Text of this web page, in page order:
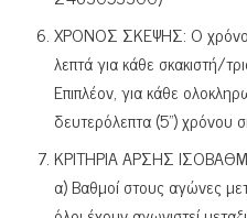
ΧΡΟΝΟΣ ΣΚΕΨΗΣ: Ο χρόνος
λεπτά για κάθε σκακιστή/
Επιπλέον, για κάθε
δευτερόλεπτα (5”) χρόνου
ΚΡΙΤΗΡΙΑ ΑΡΣΗΣ
α) Βαθμοί στους αγώνες